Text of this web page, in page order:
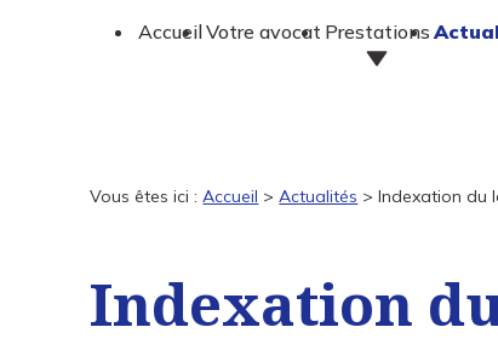
AccueilVotre avocat Prestations
Vous êtes ici : Accueil >Actualités > Indexation du
Indexation